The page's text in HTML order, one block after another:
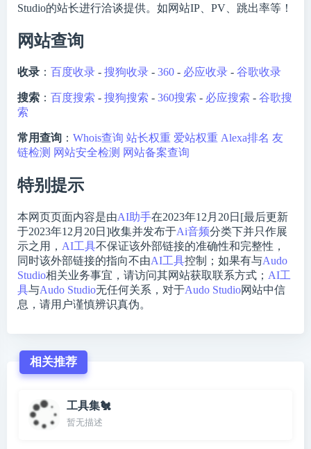
Studio的站长进行洽谈提供。如网站IP、PV、跳出率等！
网站查询
收录 ： 百度收录 - 搜狗收录 - 360 - 必应收录 - 谷歌收录
搜索 ： 百度搜索 - 搜狗搜索 - 360搜索 - 必应搜索 - 谷歌搜
索
常用查询 ： Whois查询 站长权重 爱站权重 Alexa排名 友
链检测 网站安全检测 网站备案查询
特别提示
本网页页面内容是由AI助手在2023年12月20日[最后更新
于2023年12月20日]收集并发布于Ai音频分类下并只作展
示之用， AI工具不保证该外部链接的准确性和完整性，
同时该外部链接的指向不由AI工具控制；如果有与Audo
Studio相关业务事宜，请访问其网站获取联系方式； AI工
具与Audo Studio无任何关系，对于Audo Studio网站中信
息，请用户谨慎辨识真伪。
相关推荐
工具集🐔
暂无描述